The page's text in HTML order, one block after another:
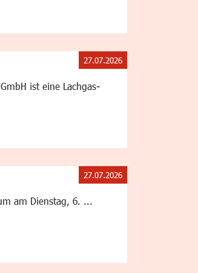
ist eine Lachgas-
27.07.2026
am Dienstag, 6. ...
27.07.2026